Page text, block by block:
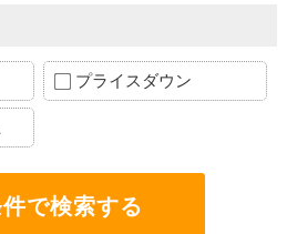
プライスダウン